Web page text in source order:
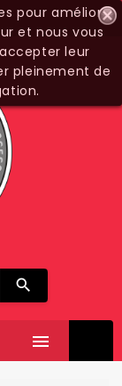
pour améliorer
et nous vous
leur
pleinement de
